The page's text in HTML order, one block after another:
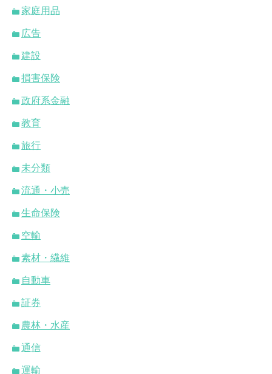
家庭用品
広告
建設
損害保険
政府系金融
教育
旅行
未分類
流通・小売
生命保険
空輸
素材・繊維
自動車
証券
農林・水産
通信
運輸